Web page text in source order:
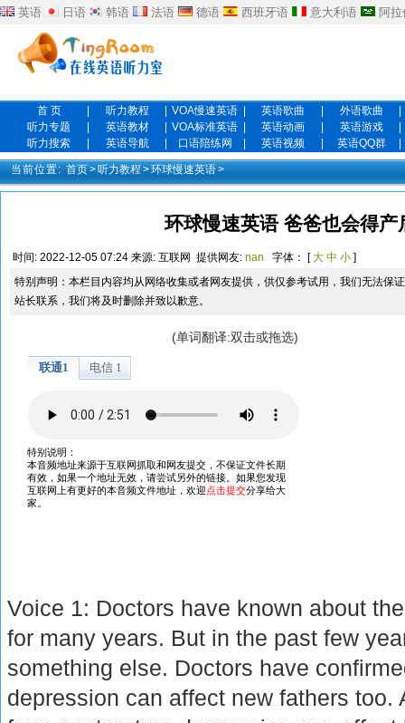
英语 日语 韩语 法语 德语 西班牙语 意大利语 阿
首 页 听力教程 VOA慢速英语 英语歌曲 外语歌曲
听力专题
英语教材 VOA标准英语 英语动画 英语游戏
听力搜索
英语导航 口语陪练网 英语视频 英语QQ群
当前位置: 首页>听力教程 >环球慢速英语>
环球慢速英语 爸爸也会得产
时间: 2022-12-05 07:24 来源: 互联网 提供网友: nan 字体： [大 中 小 ]
特别声明：本栏目内容均从网络收集或者网友提供，供仅参考试用，我们无法保
站长联系，我们将及时删除并致以歉意。
(单词翻译:双击或拖选)
Voice 1: Doctors have known about
for many years. But in the past few
something else. Doctors have
depression can affect new fathers too.